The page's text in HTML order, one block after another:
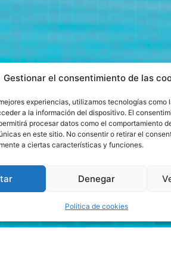
Gestionar el consentimiento de las
experiencias, utilizamos tecnologías como
a la información del dispositivo. El
procesar datos como el comportamiento
en este sitio. No consentir o retirar el
a ciertas características y funciones.
Denegar
Política de cookies